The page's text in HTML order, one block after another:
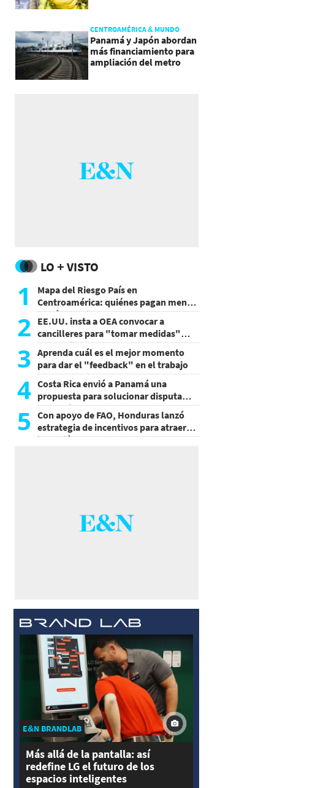
CENTROAMÉRICA & MUNDO
Panamá y Japón abordan
más financiamiento para
ampliación del metro
LO + VISTO
1
Mapa del Riesgo País en
Centroamérica: quiénes pagan menos
y cuáles mejoraron
2 EE.UU. insta a OEA convocar a
cancilleres para "tomar medidas"
sobre Nicaragua
3 Aprenda cuál es el mejor momento
para dar el "feedback" en el trabajo
4 Costa Rica envió a Panamá una
propuesta para solucionar disputa
comercial
5
Con apoyo de FAO, Honduras lanzó
estrategia de incentivos para atraer
inversión al agro
E&N BRANDLAB
Más allá de la pantalla: así
redefine LG el futuro de los
espacios inteligentes